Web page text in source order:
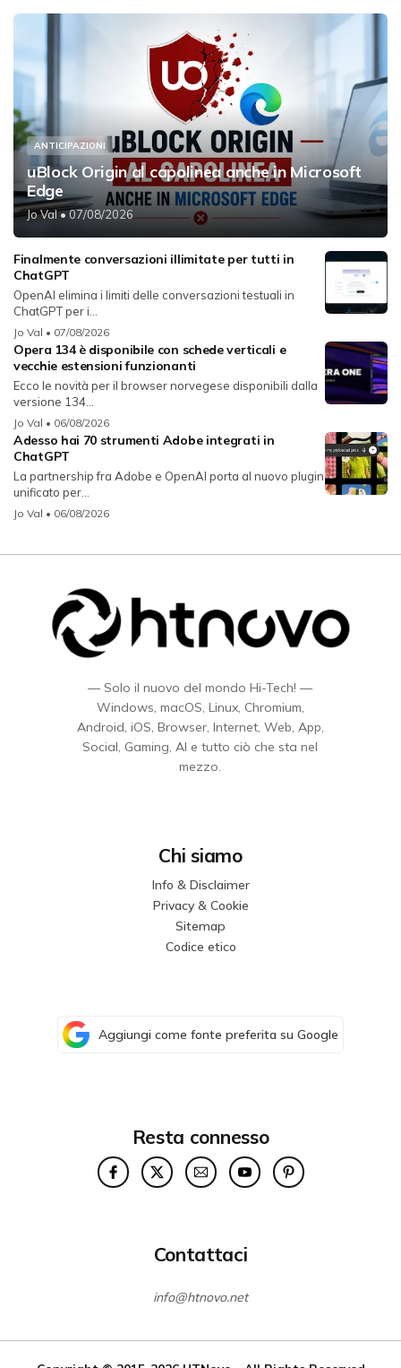
ANTICIPAZIONI
uBlock Origin al capolinea anche in Microsoft
Edge
Jo Val• 07/08/2026
Finalmente conversazioni illimitate per tutti in
ChatGPT
OpenAI elimina i limiti delle conversazioni testuali in
ChatGPT per i...
Jo Val • 07/08/2026
Opera 134 è disponibile con schede verticali e
vecchie estensioni funzionanti
Ecco le novità per il browser norvegese disponibili dalla
versione 134...
Jo Val • 06/08/2026
Adesso hai 70 strumenti Adobe integrati in
ChatGPT
La partnership fra Adobe e OpenAI porta al nuovo plugin
unificato per...
Jo Val • 06/08/2026
— Solo il nuovo del mondo Hi-Tech! —
Windows, macOS, Linux, Chromium,
Android, iOS, Browser, Internet, Web, App,
Social, Gaming, AI e tutto ciò che sta nel
mezzo.
Chi siamo
Info & Disclaimer
Privacy & Cookie
Sitemap
Codice etico
Aggiungi come fonte preferita su Google
Resta connesso
Contattaci
info@htnovo.net